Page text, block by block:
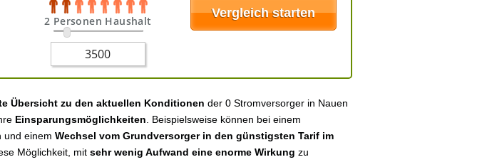
2 Personen Haushalt
Übersicht zu den aktuellen Konditionen der 0 Stromversorger in Nauen
Einsparungsmöglichkeiten . Beispielsweise können bei einem
und einem Wechsel vom Grundversorger in den günstigsten Tarif im
Möglichkeit, mit sehr wenig Aufwand eine enorme Wirkung zu